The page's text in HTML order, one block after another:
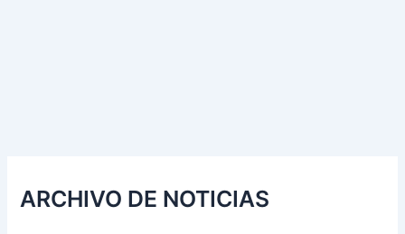
ARCHIVO DE NOTICIAS